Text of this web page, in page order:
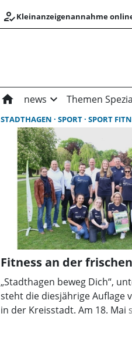
how_to_regKleinanzeigenannahme
home news expand_more Themen
STADTHAGEN SPORT SPORT
Fitness an der
„Stadthagen beweg Dich“,
steht die diesjährige Auflage
in der Kreisstadt. Am 18. Mai